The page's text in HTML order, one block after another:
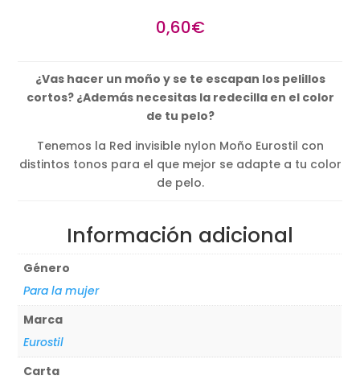
0,60€
¿Vas hacer un moño y se te escapan los pelillos
cortos? ¿Además necesitas la redecilla en el color
de tu pelo?
Tenemos la Red invisible nylon Moño Eurostil con
distintos tonos para el que mejor se adapte a tu color
de pelo.
Información adicional
Género
Para la mujer
Marca
Eurostil
Carta